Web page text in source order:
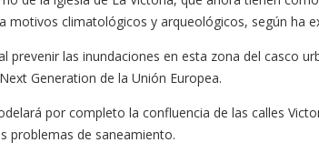
climatológicos y arqueológicos, según ha
las inundaciones en esta zona del casco
Generation de la Unión Europea.
por completo la confluencia de las calles
problemas de saneamiento.